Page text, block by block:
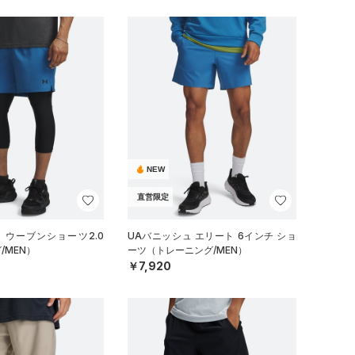
ウーブンショーツ2.0
）
NEW
直営限定
UAバニッシュ エリート 6インチ ショ
ーツ（トレーニング/MEN）
￥7,920